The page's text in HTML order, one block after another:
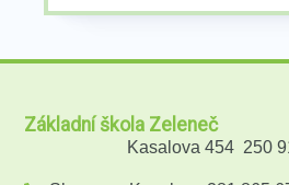
Základní škola Zeleneč
Kasalova 454 250